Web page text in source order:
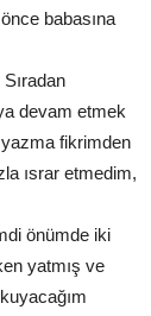
babasına
devam etmek
fikrimden
ısrar etmedim,
önümde iki
yatmış ve